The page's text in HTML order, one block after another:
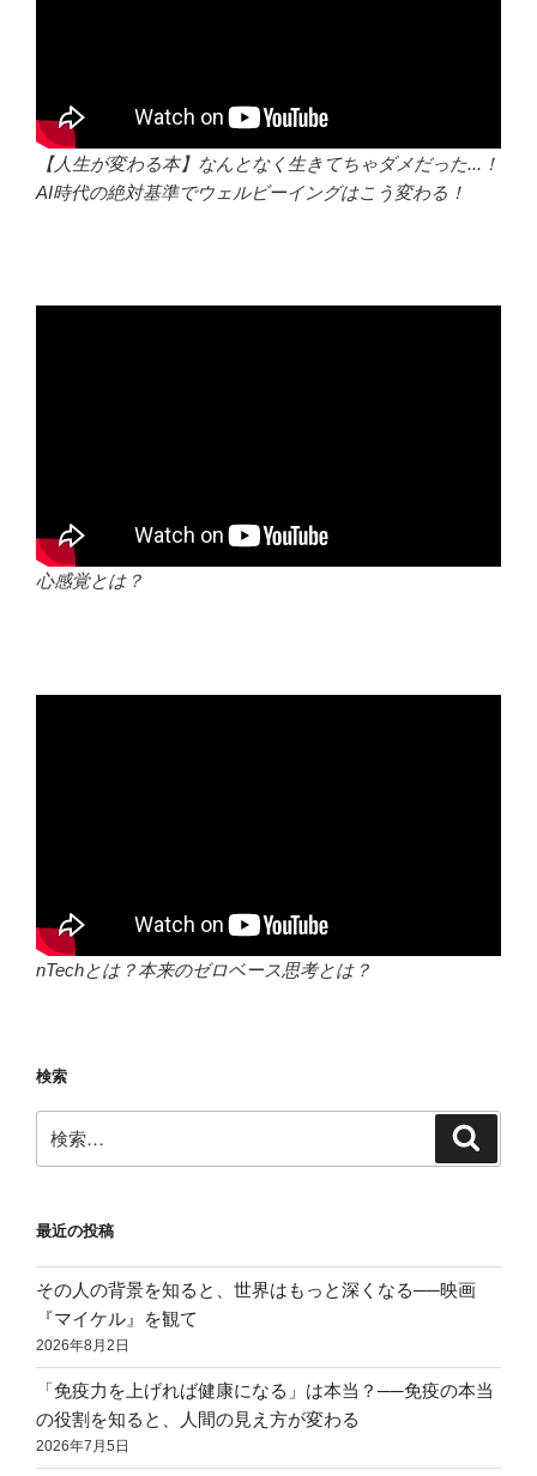
【人生が変わる本】なんとなく生きてちゃダメだった...！
AI時代の絶対基準でウェルビーイングはこう変わる！
心感覚とは？
nTechとは？本来のゼロベース思考とは？
検索
索:
最近の投稿
その人の背景を知ると、世界はもっと深くなる──映画
『マイケル』を観て
2026年8月2日
「免疫力を上げれば健康になる」は本当？──免疫の本当
の役割を知ると、人間の見え方が変わる
2026年7月5日